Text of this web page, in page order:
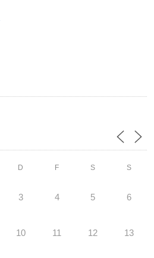
D F S S
3 4 5 6
10 11 12 13